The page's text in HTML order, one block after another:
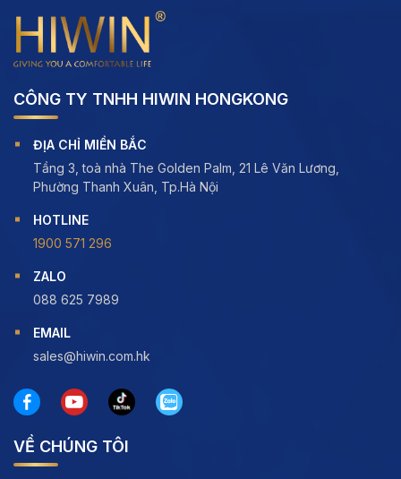
CÔNG TY TNHH HIWIN HONGKONG
ĐỊA CHỈ MIỀN BẮC
Tầng 3, toà nhà The Golden Palm, 21 Lê Văn Lương,
Phường Thanh Xuân, Tp.Hà Nội
HOTLINE
1900 571 296
ZALO
088 625 7989
EMAIL
sales@hiwin.com.hk
VỀ CHÚNG TÔI